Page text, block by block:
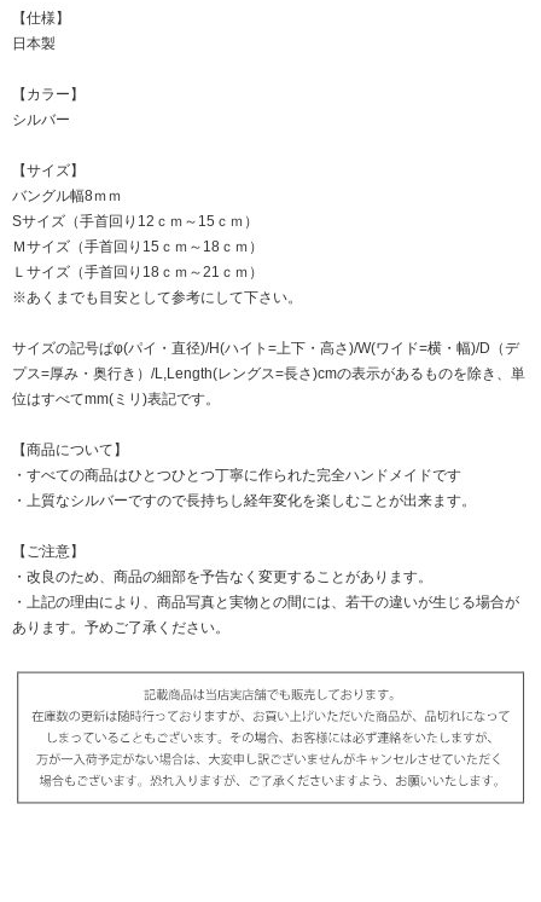
【仕様】
日本製
【カラー】
シルバー
【サイズ】
バングル幅8ｍｍ
Sサイズ（手首回り12ｃｍ～15ｃｍ）
Ｍサイズ（手首回り15ｃｍ～18ｃｍ）
Ｌサイズ（手首回り18ｃｍ～21ｃｍ）
※あくまでも目安として参考にして下さい。
サイズの記号ぱφ(パイ・直径)/H(ハイト=上下・高さ)/W(ワイド=横・幅)/D（デ
プス=厚み・奥行き）/L,Length(レングス=長さ)cmの表示があるものを除き、単
位はすべてmm(ミリ)表記です。
【商品について】
・すべての商品はひとつひとつ丁寧に作られた完全ハンドメイドです
・上質なシルバーですので長持ちし経年変化を楽しむことが出来ます。
【ご注意】
・改良のため、商品の細部を予告なく変更することがあります。
・上記の理由により、商品写真と実物との間には、若干の違いが生じる場合が
あります。予めご了承ください。